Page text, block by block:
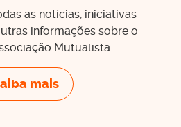
as notícias, iniciativas
informações sobre o
Mutualista.
mais